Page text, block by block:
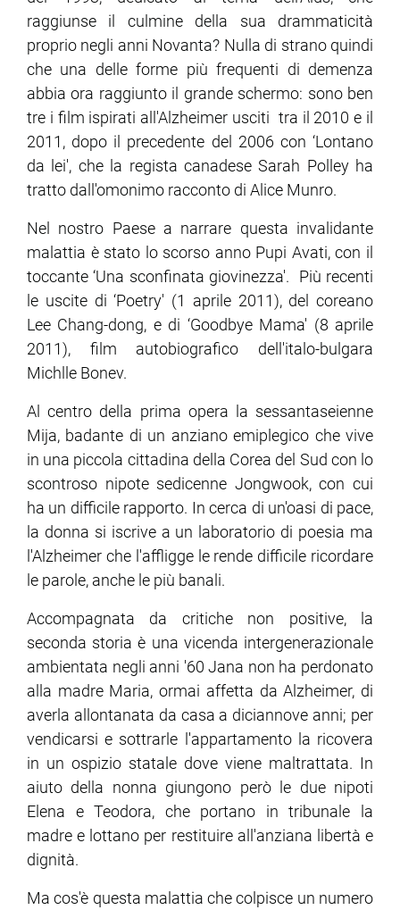
raggiunse il culmine della sua drammaticità
proprio negli anni Novanta? Nulla di strano quindi
che una delle forme più frequenti di demenza
abbia ora raggiunto il grande schermo: sono ben
tre i film ispirati all'Alzheimer usciti tra il 2010 e il
2011, dopo il precedente del 2006 con ‘Lontano
da lei', che la regista canadese Sarah Polley ha
tratto dall'omonimo racconto di Alice Munro.
Nel nostro Paese a narrare questa invalidante
malattia è stato lo scorso anno Pupi Avati, con il
toccante ‘Una sconfinata giovinezza'. Più recenti
le uscite di ‘Poetry' (1 aprile 2011), del coreano
Lee Chang-dong, e di ‘Goodbye Mama' (8 aprile
2011), film autobiografico dell'italo-bulgara
Michlle Bonev.
Al centro della prima opera la sessantaseienne
Mija, badante di un anziano emiplegico che vive
in una piccola cittadina della Corea del Sud con lo
scontroso nipote sedicenne Jongwook, con cui
ha un difficile rapporto. In cerca di un'oasi di pace,
la donna si iscrive a un laboratorio di poesia ma
l'Alzheimer che l'affligge le rende difficile ricordare
le parole, anche le più banali.
Accompagnata da critiche non positive, la
seconda storia è una vicenda intergenerazionale
ambientata negli anni '60 Jana non ha perdonato
alla madre Maria, ormai affetta da Alzheimer, di
averla allontanata da casa a diciannove anni; per
vendicarsi e sottrarle l'appartamento la ricovera
in un ospizio statale dove viene maltrattata. In
aiuto della nonna giungono però le due nipoti
Elena e Teodora, che portano in tribunale la
madre e lottano per restituire all'anziana libertà e
dignità.
Ma cos'è questa malattia che colpisce un numero